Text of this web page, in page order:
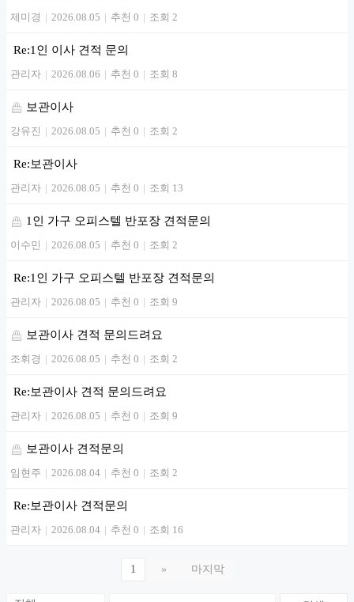
제미경 | 2026.08.05 | 추천 0 | 조회 2
Re:1인 이사 견적 문의
관리자 | 2026.08.06 | 추천 0 | 조회 8
보관이사
강유진 | 2026.08.05 | 추천 0 | 조회 2
Re:보관이사
관리자 | 2026.08.05 | 추천 0 | 조회 13
1인 가구 오피스텔 반포장 견적문의
이수민 | 2026.08.05 | 추천 0 | 조회 2
Re:1인 가구 오피스텔 반포장 견적문의
관리자 | 2026.08.05 | 추천 0 | 조회 9
보관이사 견적 문의드려요
조휘경 | 2026.08.05 | 추천 0 | 조회 2
Re:보관이사 견적 문의드려요
관리자 | 2026.08.05 | 추천 0 | 조회 9
보관이사 견적문의
임현주 | 2026.08.04 | 추천 0 | 조회 2
Re:보관이사 견적문의
관리자 | 2026.08.04 | 추천 0 | 조회 16
1 » 마지막